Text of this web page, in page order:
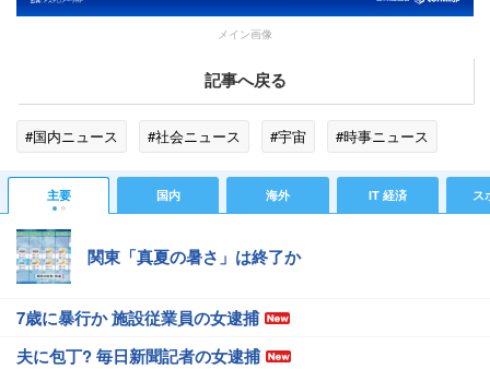
メイン画像
記事へ戻る
#国内ニュース #社会ニュース #宇宙 #時事ニュース
主要 国内 海外 IT 経済 ス
関東「真夏の暑さ」は終了か
7歳に暴行か 施設従業員の女逮捕
夫に包丁? 毎日新聞記者の女逮捕